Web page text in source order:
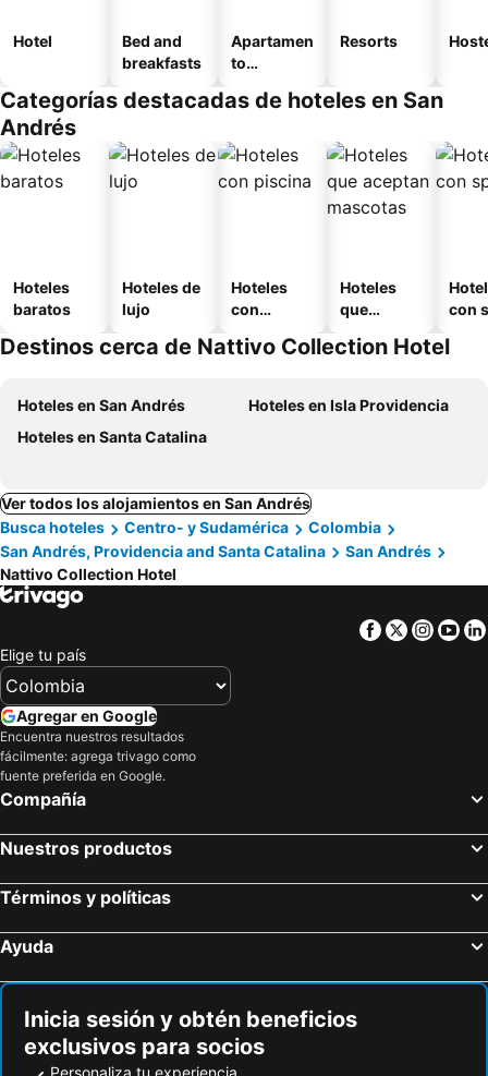
Hotel
Bed and
breakfasts
Apartamen
to
o
Resorts
Categorías destacadas de hoteles en San
Andrés
Hoteles
baratos
Hoteles de
lujo
Hoteles
con
Hoteles
que
mascotas
con
Destinos cerca de Nattivo Collection Hotel
Hoteles en San Andrés
Hoteles en Isla Providencia
Hoteles en Santa Catalina
Ver todos los alojamientos en San Andrés
Busca hoteles
Centro- y Sudamérica
Colombia
San Andrés, Providencia and Santa Catalina
San Andrés
Nattivo Collection Hotel
Facebook
Twitter
Elige tu país
Agregar en Google
Encuentra nuestros resultados
fácilmente: agrega trivago como
fuente preferida en Google.
Compañía
Nuestros productos
Términos y políticas
Ayuda
Inicia sesión y obtén beneficios
exclusivos para socios